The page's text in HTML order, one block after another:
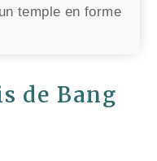
temple en forme
de Bang